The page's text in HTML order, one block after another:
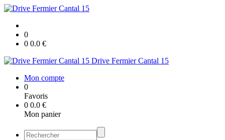
0
0 0.0 €
Drive Fermier Cantal 15
Mon compte
0
Favoris
0 0.0 €
Mon panier